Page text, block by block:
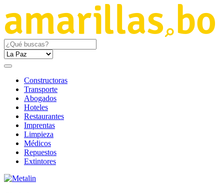
Constructoras
Transporte
Abogados
Hoteles
Restaurantes
Imprentas
Limpieza
Médicos
Repuestos
Extintores